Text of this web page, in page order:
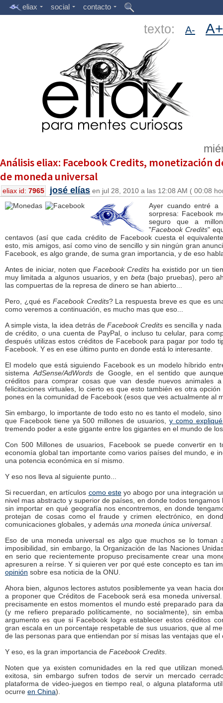
eliax social contacto
texto: A- A+
Análisis eliax: Facebook Credits, monetización
de moneda universal
eliax id: 7965 josé elías en jul 28, 2010 a las 12:08 AM ( 00:08
Ayer cuando entré a
sorpresa: Facebook
seguro que a
"Facebook Credits"
centavos (así que cada crédito de Facebook cuesta el
esto, mis amigos, así como vino de sencillo y sin ningún gran
Facebook, es algo grande, de suma gran importancia, y de eso
Antes de iniciar, noten que Facebook Credits ha existido por un
muy limitada a algunos usuarios, y en beta (bajo pruebas), pero
las compuertas de la represa de dinero se han abierto...
Pero, ¿qué es Facebook Credits? La respuesta breve es que es
como veremos a continuación, es mucho mas que eso...
A simple vista, la idea detrás de Facebook Credits es sencilla y
de crédito, o una cuenta de PayPal, o incluso tu celular, para
después utilizas estos créditos de Facebook para pagar por todo
Facebook. Y es en ese último punto en donde está lo interesante.
El modelo que está siguiendo Facebook es un modelo híbrido
sistema AdSense/AdWordsde Google, en el sentido que
créditos para comprar cosas que van desde nuevos animales
felicitaciones virtuales, lo cierto es que esto también es otra
pones en la comunidad de Facebook (esos que ves actualmente al
Sin embargo, lo importante de todo esto no es tanto el modelo,
que Facebook tiene ya 500 millones de usuarios, y como
tremendo poder a este gigante entre los gigantes en el mundo de
Con 500 Millones de usuarios, Facebook se puede convertir en
economía global tan importante como varios países del mundo, e
una potencia económica en sí mismo.
Y eso nos lleva al siguiente punto...
Si recuerdan, en artículos como esteyo abogo por una integración
nivel mas abstracto y superior de países, en donde todos
sin importar en qué geografía nos encontremos, en donde
protejan de cosas como el fraude y crimen electrónico, en
comunicaciones globales, y además una moneda única universal.
Eso de una moneda universal es algo que muchos se lo toman
imposibilidad, sin embargo, la Organización de las Naciones
en serio que recientemente propuso precisamente crear una
apresuren a reírse. Y si quieren ver por qué este concepto es tan
opinión sobre esa noticia de la ONU.
Ahora bien, algunos lectores astutos posiblemente ya vean hacia
a proponer que Créditos de Facebook será esa moneda
precisamente en estos momentos el mundo esté preparado para
(y me refiero preparado políticamente, no socialmente), sin
argumento es que si Facebook logra establecer estos créditos
gran escala en un porcentaje respetable de sus usuarios, que al
de las personas para que entiendan por sí misas las ventajas que el
Y eso, es la gran importancia de Facebook Credits
Noten que ya existen comunidades en la red que utilizan
exitosa, sin embargo sufren todos de servir un mercado
plataforma de video-juegos en tiempo real, o alguna plataforma
ocurre en China).